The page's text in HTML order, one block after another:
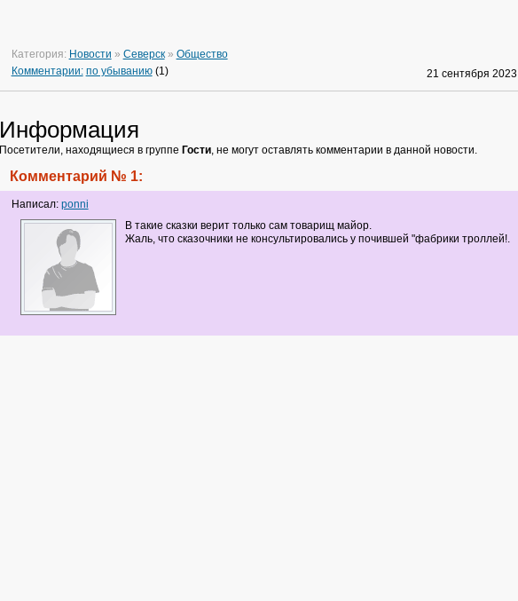
Категория: Новости » Северск» Общество
Комментарии: по убыванию(1) 21 сентября 2023
Информация
Посетители, находящиеся в группе Гости, не могут оставлять комментарии в данной новости.
Комментарий № 1:
Написал: ponni
В такие сказки верит только сам товарищ майор.
Жаль, что сказочники не консультировались у почившей "фабрики троллей!.